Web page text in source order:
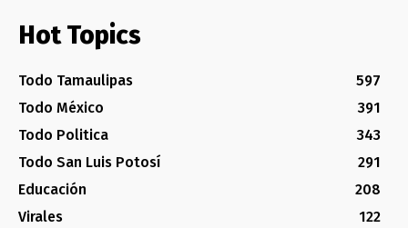
Hot Topics
Todo Tamaulipas
597
Todo México
391
Todo Politica
343
Todo San Luis Potosí
291
Educación
208
Virales
122